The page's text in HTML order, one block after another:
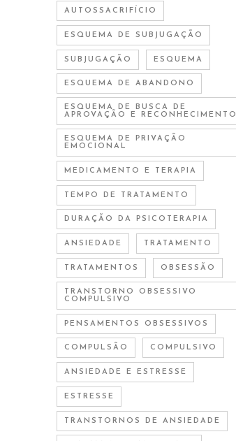
AUTOSSACRIFÍCIO
ESQUEMA DE SUBJUGAÇÃO
SUBJUGAÇÃO ESQUEMA
ESQUEMA DE ABANDONO
ESQUEMA DE BUSCA DE
APROVAÇÃO E RECONHECIMENTO
ESQUEMA DE PRIVAÇÃO
EMOCIONAL
MEDICAMENTO E TERAPIA
TEMPO DE TRATAMENTO
DURAÇÃO DA PSICOTERAPIA
ANSIEDADE TRATAMENTO
TRATAMENTOS OBSESSÃO
TRANSTORNO OBSESSIVO
COMPULSIVO
PENSAMENTOS OBSESSIVOS
COMPULSÃO COMPULSIVO
ANSIEDADE E ESTRESSE
ESTRESSE
TRANSTORNOS DE ANSIEDADE